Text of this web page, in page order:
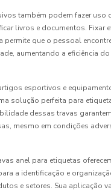
também podem fazer uso
livros e documentos. Fixar
permite que o pessoal
aumentando a eficiência
esportivos e
solução perfeita para
dessas travas
mesmo em condições
anel para etiquetas
a identificação e
e setores. Sua aplicação